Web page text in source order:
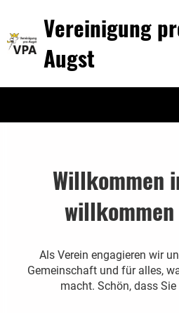
Vereinigung
Augst
Willkommen
Als Verein engagieren wir
Gemeinschaft und für alles,
macht. Schön, dass